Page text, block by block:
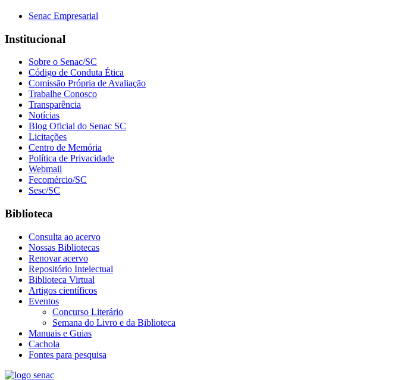
Senac Empresarial
Institucional
Sobre o Senac/SC
Código de Conduta Ética
Comissão Própria de Avaliação
Trabalhe Conosco
Transparência
Notícias
Blog Oficial do Senac SC
Licitações
Centro de Memória
Política de Privacidade
Webmail
Fecomércio/SC
Sesc/SC
Biblioteca
Consulta ao acervo
Nossas Bibliotecas
Renovar acervo
Repositório Intelectual
Biblioteca Virtual
Artigos científicos
Eventos
Concurso Literário
Semana do Livro e da Biblioteca
Manuais e Guias
Cachola
Fontes para pesquisa